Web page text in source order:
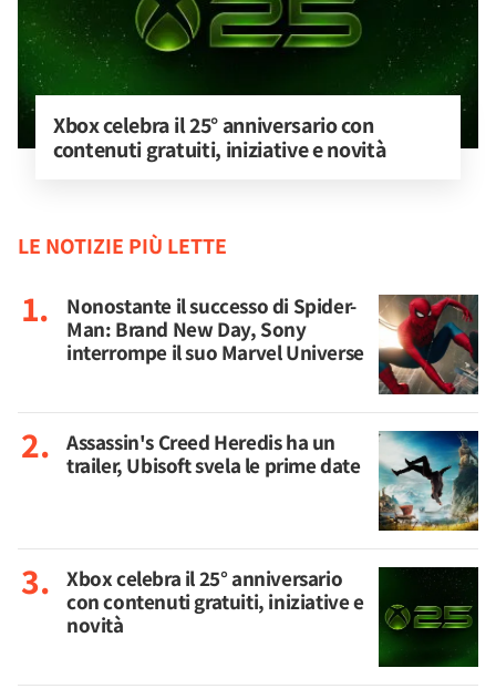
Xbox celebra il 25° anniversario con
contenuti gratuiti, iniziative e novità
LE NOTIZIE PIÙ LETTE
Nonostante il successo di Spider-
Man: Brand New Day, Sony
interrompe il suo Marvel Universe
Assassin's Creed Heredis ha un
trailer, Ubisoft svela le prime date
Xbox celebra il 25° anniversario
con contenuti gratuiti, iniziative e
novità